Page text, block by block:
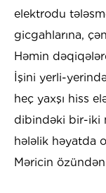
elektrodu
gicgahlarına,
Həmin
İşini yerli-
heç yaxşı hiss
dibindəki bir-iki
hələlik həyatda
Məricin